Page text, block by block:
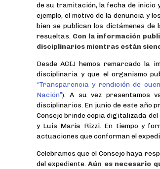
de su tramitación, la fecha de inicio
ejemplo, el motivo de la denuncia y
bien se publican los dictámenes
resueltas. Con la información
disciplinarios mientras están
Desde ACIJ hemos remarcado la
disciplinaria y que el organismo
“Transparencia y rendición de
Nación”). A su vez presentamos
disciplinarios. En junio de este año
Consejo brinde copia digitalizada
y Luis María Rizzi. En tiempo y
actuaciones que conforman el
Celebramos que el Consejo haya
del expediente.Aún es necesario